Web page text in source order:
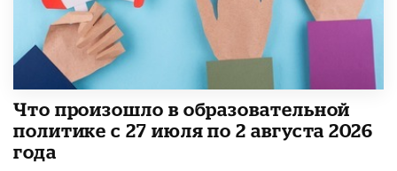
​Что произошло в образовательной
политике с 27 июля по 2 августа 2026
года